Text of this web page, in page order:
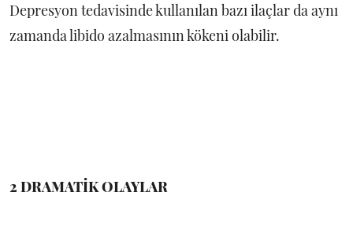
Depresyon tedavisinde kullanılan bazı ilaçlar da aynı
zamanda libido azalmasının kökeni olabilir.
2 DRAMATİK OLAYLAR